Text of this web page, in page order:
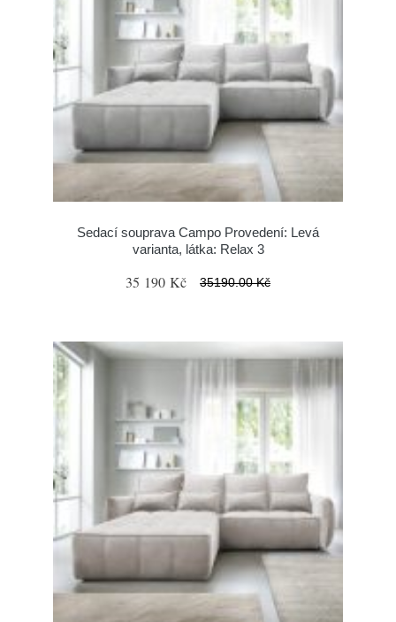
Sedací souprava Campo Provedení: Levá
varianta, látka: Relax 3
35 190 Kč 35190.00 Kč